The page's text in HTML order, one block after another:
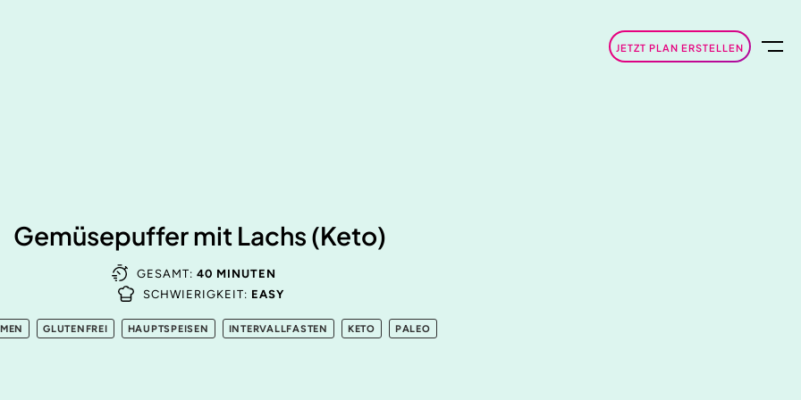
JETZT PLAN ERSTELLEN
Gemüsepuffer mit Lachs (Keto)
GESAMT: 40 MINUTEN
SCHWIERIGKEIT: EASY
GLUTENFREI HAUPTSPEISEN INTERVALLFASTEN KETO PALEO